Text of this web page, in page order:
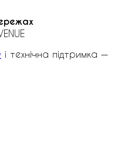
і технічна підтримка —